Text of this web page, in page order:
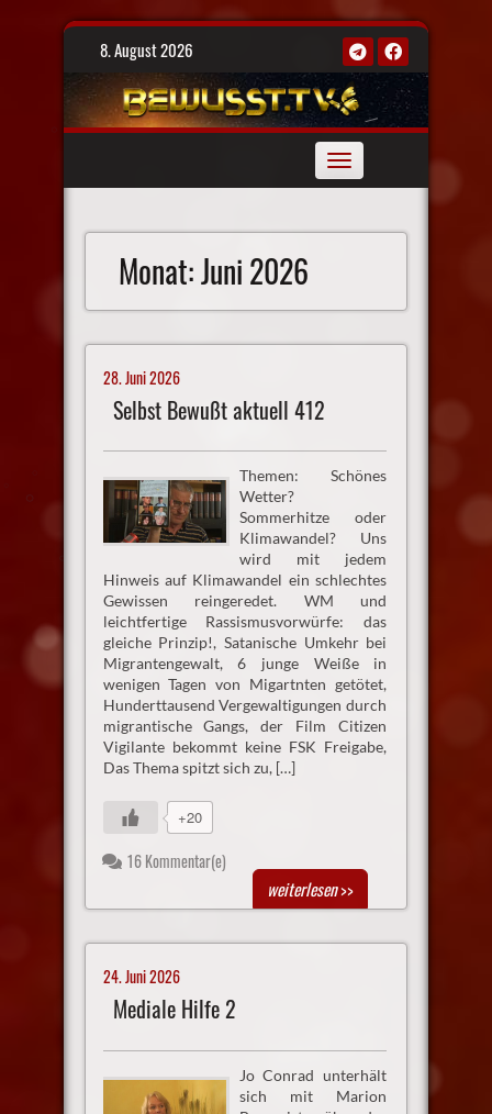
Skip
8. August 2026
Toggle
navigation
Monat:Juni 2026
28. Juni 2026
Selbst Bewußt aktuell 412
Themen: Schönes
Wetter?
Sommerhitze oder
Klimawandel? Uns
wird mit jedem
Hinweis auf Klimawandel ein schlechtes
Gewissen reingeredet. WM und
leichtfertige Rassismusvorwürfe: das
gleiche Prinzip!, Satanische Umkehr bei
Migrantengewalt, 6 junge Weiße in
wenigen Tagen von Migartnten getötet,
Hunderttausend Vergewaltigungen durch
migrantische Gangs, der Film Citizen
Vigilante bekommt keine FSK Freigabe,
Das Thema spitzt sich zu, […]
+20
16 Kommentar(e)
weiterlesen>>
24. Juni 2026
Mediale Hilfe 2
Jo Conrad unterhält
sich mit Marion